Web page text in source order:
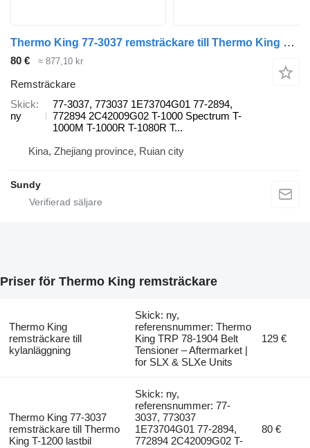
Thermo King 77-3037 remsträckare till Thermo King T-1200 lastbil
80 € ≈ 877,10 kr
Remsträckare
Skick
ny
77-3037, 773037 1E73704G01 77-2894,
772894 2C42009G02 T-1000 Spectrum T-
1000M T-1000R T-1080R T...
Kina, Zhejiang province, Ruian city
Sundy
Priser för Thermo King remsträckare
Thermo King
remsträckare till
kylanläggning
Skick: ny,
referensnummer: Thermo
King TRP 78-1904 Belt
Tensioner – Aftermarket |
for SLX & SLXe Units
129 €
Thermo King 77-3037
remsträckare till Thermo
King T-1200 lastbil
Skick: ny,
referensnummer: 77-
3037, 773037
1E73704G01 77-2894,
772894 2C42009G02 T-
80 €